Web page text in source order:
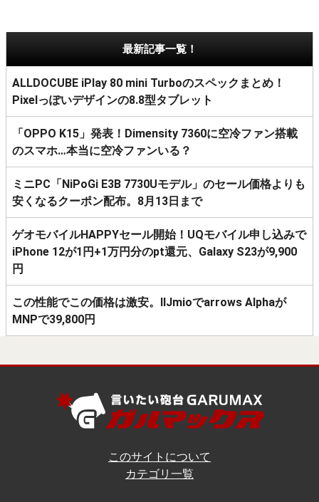
最新記事一覧！
ALLDOCUBE iPlay 80 mini Turboのスペックまとめ！
Pixelっぽいデザインの8.8型タブレット
「OPPO K15」発表！Dimensity 7360に空冷ファン搭載
のスマホ…本当に空冷ファンいる？
ミニPC「NiPoGi E3B 7730Uモデル」のセール価格よりも
安くなるクーポン配布。8月13日まで
ゲオモバイルHAPPYセール開始！UQモバイル申し込みで
iPhone 12が1円+1万円分のpt還元、Galaxy S23が9,900
円
この性能でこの価格は激安。IIJmioでarrows Alphaが
MNPで39,800円
このサイトについて
カテゴリ一覧